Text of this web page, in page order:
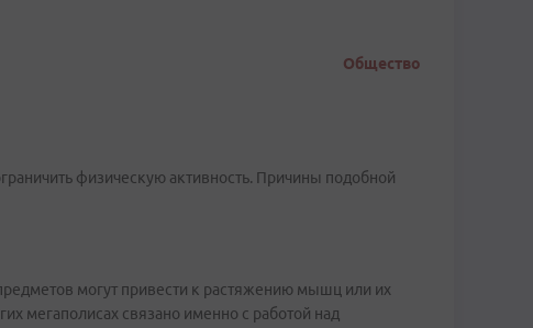
Общество
физическую активность. Причины подобной
могут привести к растяжению мышц или их
мегаполисах связано именно с работой над